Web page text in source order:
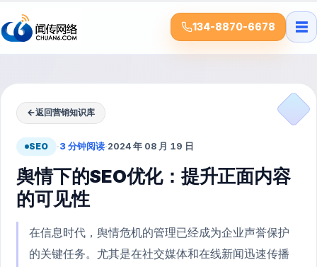
134-8870-6678 ☰
←返回营销知识库
SEO ·3 分钟阅读·2024 年 08 月 19 日
舆情下的SEO优化：提升正面内容
的可见性
在信息时代，舆情危机的管理已经成为企业声誉保护
的关键任务。尤其是在社交媒体和在线新闻迅速传播